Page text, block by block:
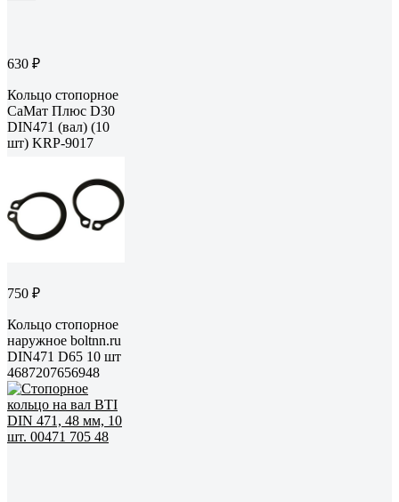
630 ₽
Кольцо стопорное
СаМат Плюс D30
DIN471 (вал) (10
шт) KRP-9017
750 ₽
Кольцо стопорное
наружное boltnn.ru
DIN471 D65 10 шт
4687207656948